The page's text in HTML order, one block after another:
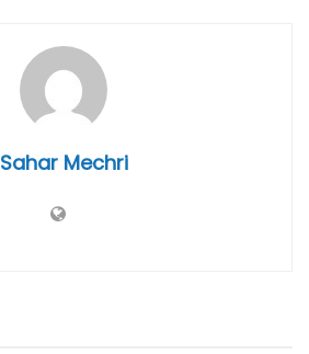
Sahar Mechri